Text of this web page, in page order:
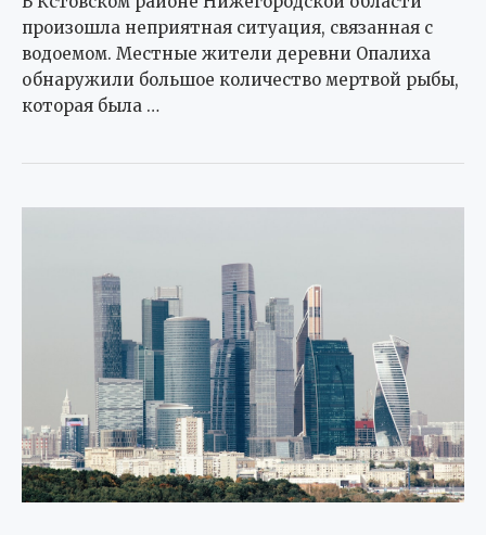
произошла неприятная ситуация, связанная с
водоемом. Местные жители деревни Опалиха
обнаружили большое количество мертвой рыбы,
которая была …